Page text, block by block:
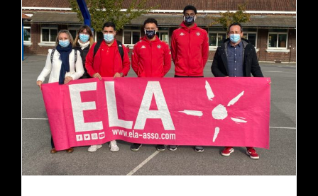
La dictée ELA à l’école primaire Louise Michel-Henri
Barbusse d’héron
actualités pro b